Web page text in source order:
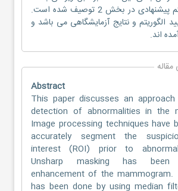
فلوچارت و الگوریتم پیشنهادی در بخش 2 توصیف شده است.
تایید الگوریتم و نتایج آزمایشگاهی می باشد و
Abstract
This paper discusses an
detection of abnormalities in the
Image processing techniques have
accurately segment the
interest (ROI) prior to
Unsharp masking has
enhancement of the mammogram.
has been done by using median